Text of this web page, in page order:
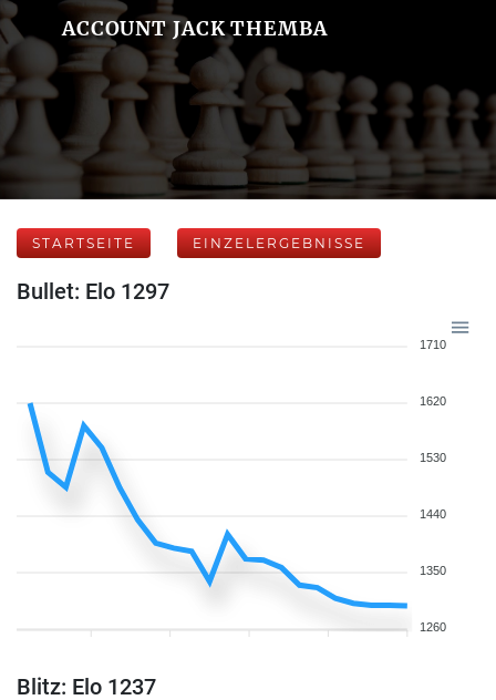
ACCOUNT JACK THEMBA
STARTSEITE EINZELERGEBNISSE
Bullet: Elo 1297
1710
1620
1530
1440
1350
1260
Blitz: Elo 1237